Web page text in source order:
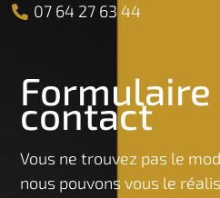
07 64 27 63 44
Formulaire
contact
Vous ne trouvez pas le
nous pouvons vous le